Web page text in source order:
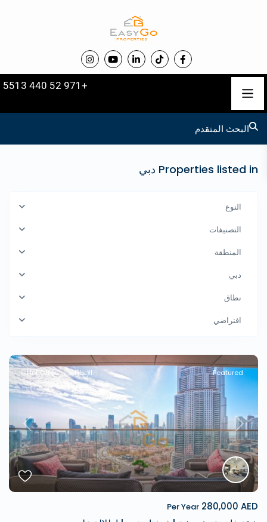
+971 52 440 5513
البحث المتقدم
Properties listed in دبي
النوع
التصنيفات
المنطقة
دبي
نطاق
افتراضي
Next
Featured الإيجارات Hot Offer
Per Year 280,000 AED